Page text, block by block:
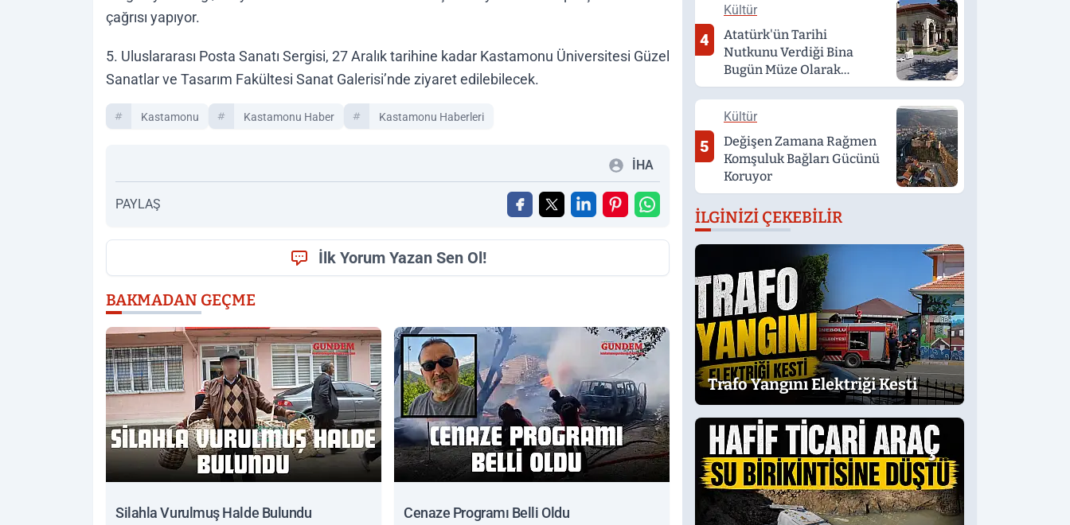
çağrısı yapıyor.
5. Uluslararası Posta Sanatı Sergisi, 27 Aralık tarihine kadar Kastamonu Üniversitesi Güzel
Sanatlar ve Tasarım Fakültesi Sanat Galerisi’nde ziyaret edilebilecek.
Kastamonu Kastamonu Haber Kastamonu Haberleri
İHA
PAYLAŞ
İlk Yorum Yazan Sen Ol!
BAKMADAN GEÇME
Silahla Vurulmuş Halde Bulundu Cenaze Programı Belli Oldu
4
Kültür
Atatürk'ün Tarihi
Nutkunu Verdiği Bina
Bugün Müze Olarak
Hizmet Veriyor
5
Kültür
Değişen Zamana Rağmen
Komşuluk Bağları Gücünü
Koruyor
İLGINIZI ÇEKEBILIR
Trafo Yangını Elektriği Kesti